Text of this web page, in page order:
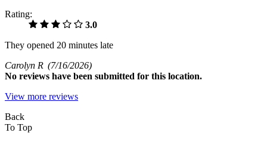
Rating:
3.0
They opened 20 minutes late
Carolyn R (7/16/2026)
No reviews have been submitted for this location.
View more reviews
Back
To Top